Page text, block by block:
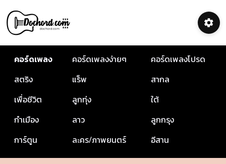
คอร์ดเพลง คอร์ดเพลงง่ายๆ
คอร์ดเพลงโปรด
สตริง
แร็พ
สากล
เพื่อชีวิต
ลูกทุ่ง
ใต้
กำเมือง
ลาว
ลูกกรุง
การ์ตูน
ละคร/ภาพยนตร์ อีสาน